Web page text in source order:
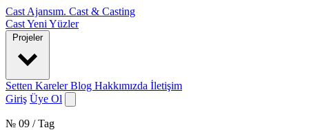
Cast Ajansım. Cast & Casting
CastYeni Yüzler
Projeler
Setten KarelerBlog Hakkımızda İletişim
Giriş Üye Ol
№ 09 / Tag